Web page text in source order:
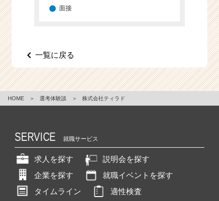
r
r
面接
一覧に戻る
HOME ＞ 選考体験談 ＞ 株式会社ティラド
SERVICE 就職サービス
求人を探す
説明会を探す
企業を探す
就職イベントを探す
タイムライン
適性検査